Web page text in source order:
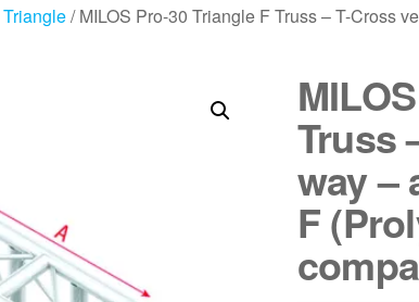
/ MILOS Pro-30 Triangle F Truss – T-Cross
Truss
way –
F